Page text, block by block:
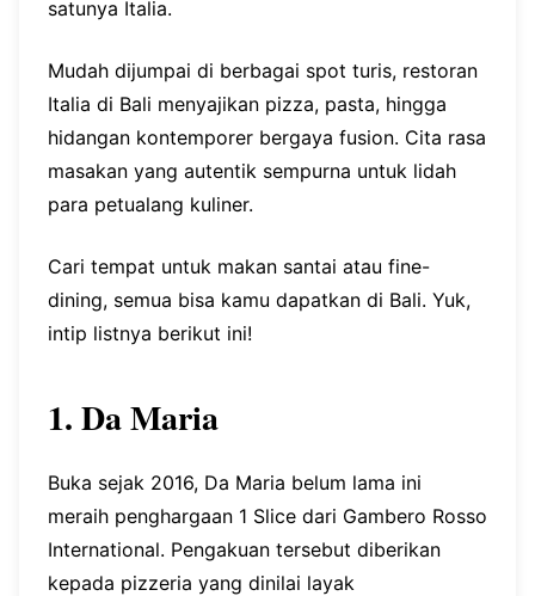
satunya Italia.
Mudah dijumpai di berbagai spot turis, restoran
Italia di Bali menyajikan pizza, pasta, hingga
hidangan kontemporer bergaya fusion. Cita rasa
masakan yang autentik sempurna untuk lidah
para petualang kuliner.
Cari tempat untuk makan santai atau fine-
dining, semua bisa kamu dapatkan di Bali. Yuk,
intip listnya berikut ini!
1. Da Maria
Buka sejak 2016, Da Maria belum lama ini
meraih penghargaan 1 Slice dari Gambero Rosso
International. Pengakuan tersebut diberikan
kepada pizzeria yang dinilai layak